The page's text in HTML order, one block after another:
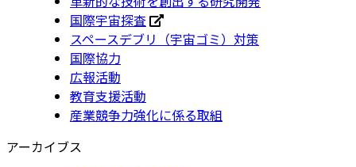
国際宇宙探査
スペースデブリ（宇宙ゴミ）対策
国際協力
広報活動
教育支援活動
産業競争力強化に係る取組
アーカイブス